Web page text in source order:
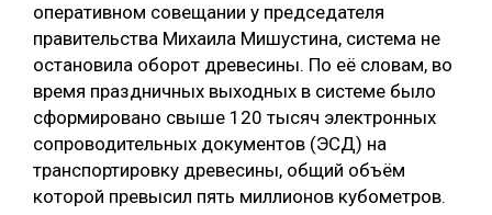
КОМПЛЕКСНАЯ ПЕРЕРАБОТКА
ЛЕСОПИЛЕНИЕ
ДЕРЕВЯННОЕ ДОМОСТРОЕНИЕ
БЕЗОПАСНОЕ ПРОИЗВОДСТВО
СОРТИРОВКА ДРЕВЕСИНЫ
оперативном совещании у председателя
правительства Михаила Мишустина, система не
остановила оборот древесины. По её словам, во
время праздничных выходных в системе было
сформировано свыше 120 тысяч электронных
сопроводительных документов (ЭСД) на
транспортировку древесины, общий объём
которой превысил пять миллионов кубометров.